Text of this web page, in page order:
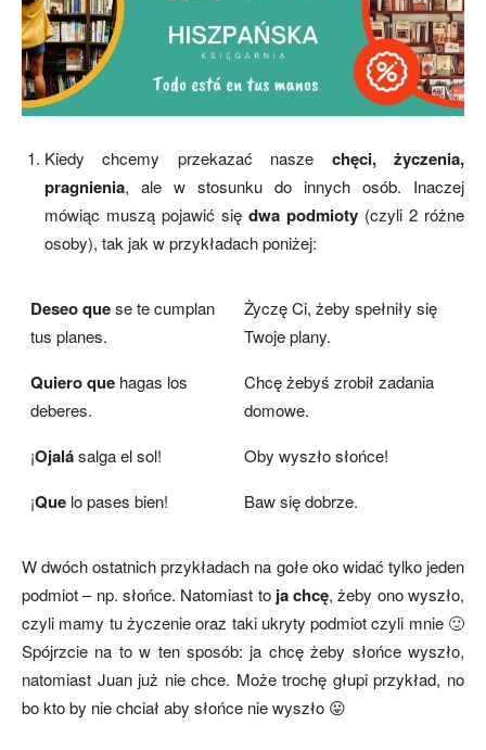
Kiedy chcemy przekazać nasze chęci, życzenia,
pragnienia, ale w stosunku do innych osób. Inaczej
mówiąc muszą pojawić się dwa podmioty (czyli 2 różne
osoby), tak jak w przykładach poniżej:
Deseo quese te cumplan
tus planes.
Życzę Ci, żeby spełniły się
Twoje plany.
Quiero que hagas los
deberes.
Chcę żebyś zrobił zadania
domowe.
¡Ojalásalga el sol!
Oby wyszło słońce!
¡Que lo pases bien! Baw się dobrze.
W dwóch ostatnich przykładach na gołe oko widać tylko jeden
podmiot – np. słońce. Natomiast to ja chcę, żeby ono wyszło,
czyli mamy tu życzenie oraz taki ukryty podmiot czyli mnie 🙂
Spójrzcie na to w ten sposób: ja chcę żeby słońce wyszło,
natomiast Juan już nie chce. Może trochę głupi przykład, no
bo kto by nie chciał aby słońce nie wyszło 😛